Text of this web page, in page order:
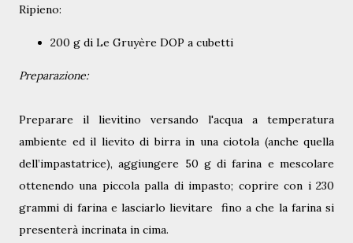
Ripieno:
200 g di Le Gruyère DOP a cubetti
Preparazione:
Preparare il lievitino versando l'acqua a temperatura
ambiente ed il lievito di birra in una ciotola (anche quella
dell’impastatrice), aggiungere 50 g di farina e mescolare
ottenendo una piccola palla di impasto; coprire con i 230
grammi di farina e lasciarlo lievitare fino a che la farina si
presenterà incrinata in cima.